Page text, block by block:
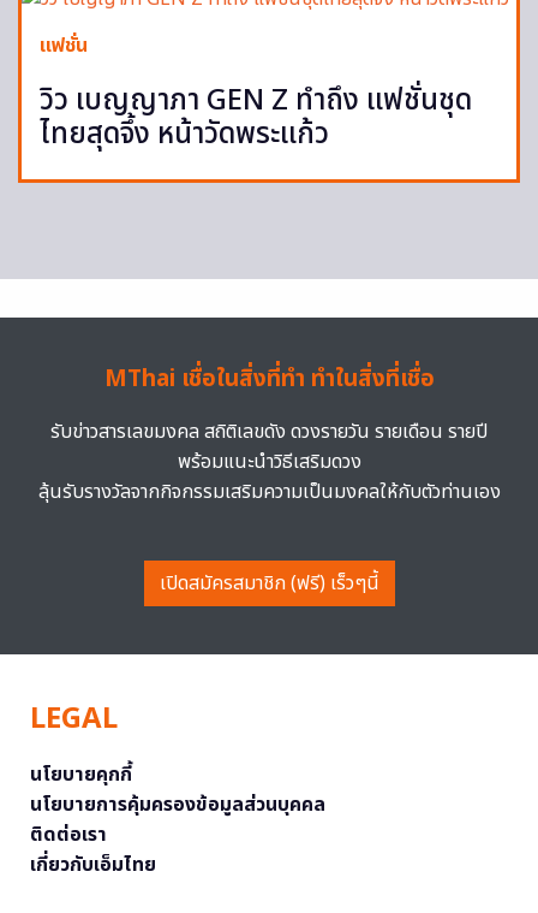
แฟชั่น
วิว เบญญาภา GEN Z ทำถึง แฟชั่นชุด
ไทยสุดจึ้ง หน้าวัดพระแก้ว
MThai เชื่อในสิ่งที่ทำ ทำในสิ่งที่เชื่อ
รับข่าวสารเลขมงคล สถิติเลขดัง ดวงรายวัน รายเดือน รายปี
พร้อมแนะนำวิธีเสริมดวง
ลุ้นรับรางวัลจากกิจกรรมเสริมความเป็นมงคลให้กับตัวท่านเอง
เปิดสมัครสมาชิก (ฟรี) เร็วๆนี้
LEGAL
นโยบายคุกกี้
นโยบายการคุ้มครองข้อมูลส่วนบุคคล
ติดต่อเรา
เกี่ยวกับเอ็มไทย